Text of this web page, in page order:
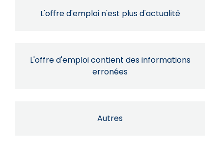
L'offre d'emploi n'est plus d'actualité
L'offre d'emploi contient des informations
erronées
Autres